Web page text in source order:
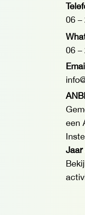
06 –
06 –
een
Jaar